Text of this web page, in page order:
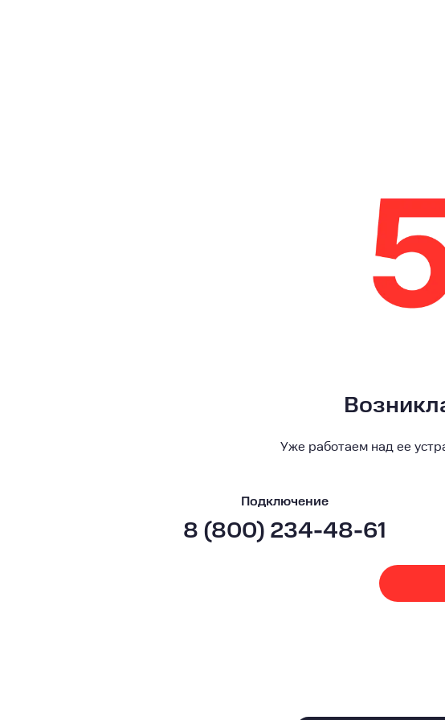
Уже работаем над ее
Подключение
8 (800) 234-48-61